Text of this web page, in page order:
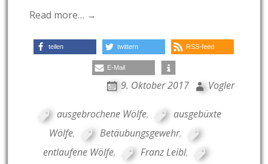
Read more… →
teilen twittern RSS-feed
E-Mail
9. Oktober 2017 Vogler
ausgebrochene Wölfe,
ausgebüxte
Wölfe, Betäubungsgewehr,
entlaufene Wölfe, Franz Leibl,